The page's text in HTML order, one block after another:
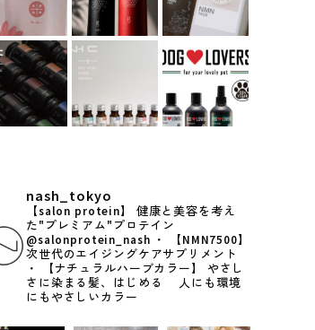
nash_tokyo
【salon protein】 健康と美容を考え
た"プレミアム"プロテイン
@salonprotein_nash ・
【NMN7500】
次世代のエイジングケアサプリメント
・
【ナチュラルハーブカラー】
やさし
さに染まる髪、はじめる
人にも環境
にもやさしいカラー